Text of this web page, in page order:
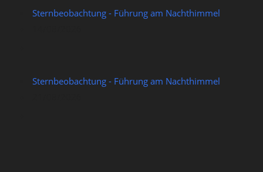
Sternbeobachtung - Führung am Nachthimmel
Sternbeobachtung - Führung am Nachthimmel